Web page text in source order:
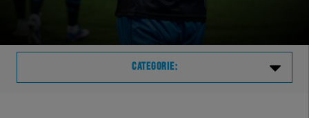
CATEGORIE: